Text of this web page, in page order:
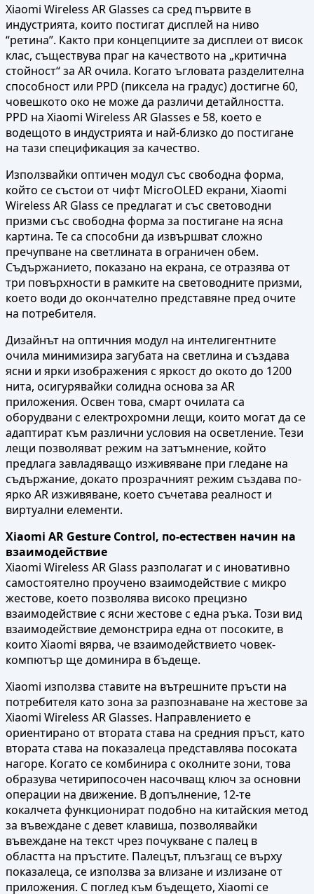
Xiaomi Wireless AR Glasses са сред първите в
индустрията, които постигат дисплей на ниво
“ретина”. Както при концепциите за дисплеи от висок
клас, съществува праг на качеството на „критична
стойност“ за AR очила. Когато ъгловата разделителна
способност или PPD (пиксела на градус) достигне 60,
човешкото око не може да различи детайлността.
PPD на Xiaomi Wireless AR Glasses е 58, което е
водещото в индустрията и най-близко до постигане
на тази спецификация за качество.
Използвайки оптичен модул със свободна форма,
който се състои от чифт MicroOLED екрани, Xiaomi
Wireless AR Glass се предлагат и със световодни
призми със свободна форма за постигане на ясна
картина. Те са способни да извършват сложно
пречупване на светлината в ограничен обем.
Съдържанието, показано на екрана, се отразява от
три повърхности в рамките на световодните призми,
което води до окончателно представяне пред очите
на потребителя.
Дизайнът на оптичния модул на интелигентните
очила минимизира загубата на светлина и създава
ясни и ярки изображения с яркост до окото до 1200
нита, осигурявайки солидна основа за AR
приложения. Освен това, смарт очилата са
оборудвани с електрохромни лещи, които могат да се
адаптират към различни условия на осветление. Тези
лещи позволяват режим на затъмнение, който
предлага завладяващо изживяване при гледане на
съдържание, докато прозрачният режим създава по-
ярко AR изживяване, което съчетава реалност и
виртуални елементи.
Xiaomi AR Gesture Control, по-естествен начин на
взаимодействие
Xiaomi Wireless AR Glass разполагат и с иновативно
самостоятелно проучено взаимодействие с микро
жестове, което позволява високо прецизно
взаимодействие с ясни жестове с една ръка. Този вид
взаимодействие демонстрира една от посоките, в
които Xiaomi вярва, че взаимодействието човек-
компютър ще доминира в бъдеще.
Xiaomi използва ставите на вътрешните пръсти на
потребителя като зона за разпознаване на жестове за
Xiaomi Wireless AR Glasses. Направлението е
ориентирано от втората става на средния пръст, като
втората става на показалеца представлява посоката
нагоре. Когато се комбинира с околните зони, това
образува четирипосочен насочващ ключ за основни
операции на движение. В допълнение, 12-те
кокалчета функционират подобно на китайския метод
за въвеждане с девет клавиша, позволявайки
въвеждане на текст чрез почукване с палец в
областта на пръстите. Палецът, плъзгащ се върху
показалеца, се използва за влизане и излизане от
приложения. С поглед към бъдещето, Xiaomi се